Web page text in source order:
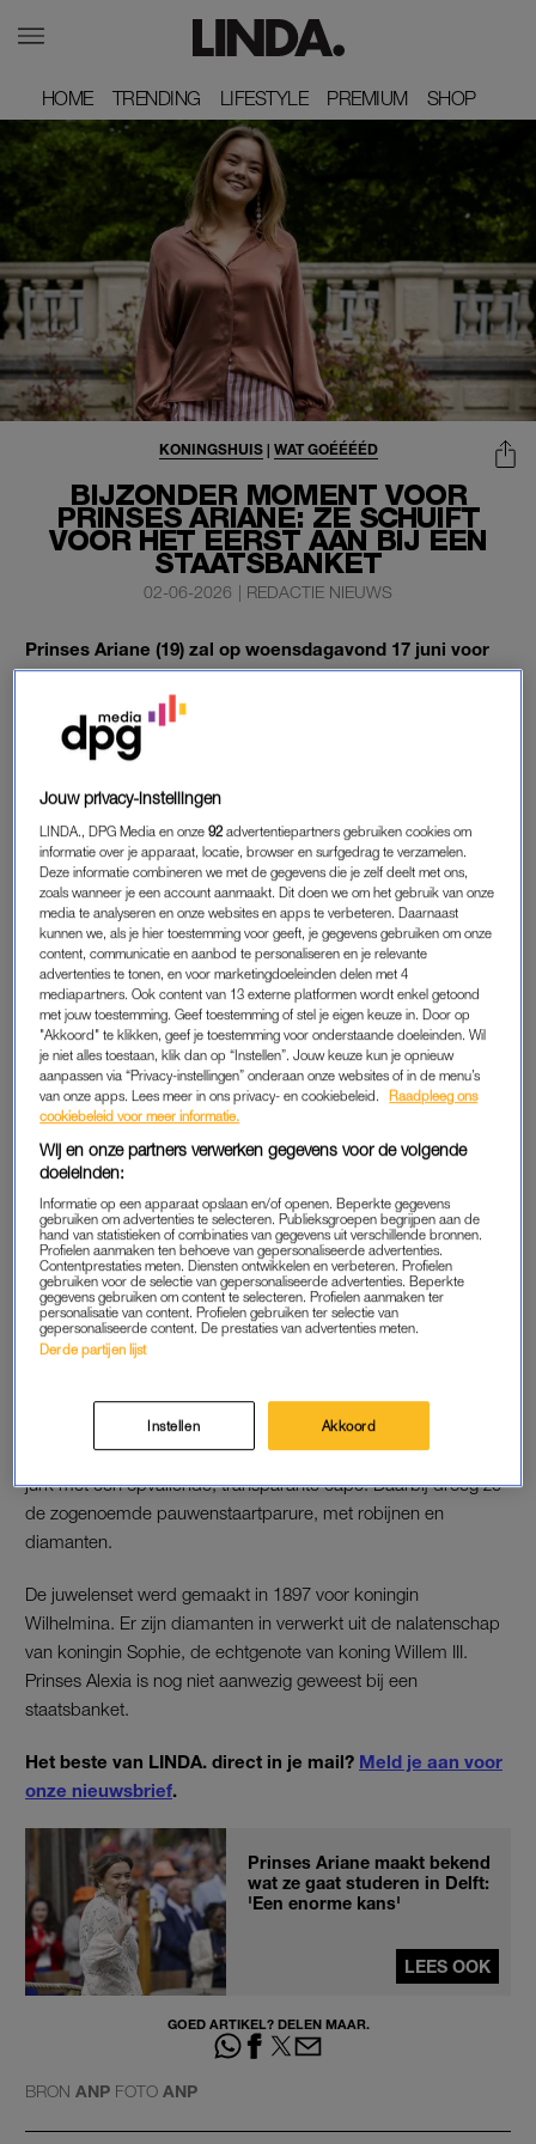
HOME
HOME TRENDING
TRENDING LIFESTYLE
LIFESTYLE PREMIUM
PREMIUM SHOP
SHOP
BIJZONDER MOMENT VOOR
PRINSES ARIANE: ZE SCHUIFT
VOOR HET EERST AAN BIJ EEN
STAATSBANKET
KONINGSHUIS| WAT GOÉÉÉÉD
02-06-2026 | REDACTIE NIEUWS
Prinses Ariane (19) zal op woensdagavond 17 juni voor
het eerst aanwezig zijn bij een staatsbanket.
De jongste dochtervan koning Willem-Alexander en koningin
Máxima schuift dan aan bij het galadiner voor het Japanse
PRINSES ARIANE BIJ STAATSBANKET
JAPAN
Naast Ariane zullen ook prinses Amalia, prinses Beatrix,
prinses Margriet, Pieter van Vollenhoven en prinses Laurentien
aanwezig zijn bij het staatsbanket in het paleis op de Dam.
Van je zus moet je het hebben:
prinses Amalia leent outfits
van prinses Ariane
LEES OOK
Prinses Amaliadebuteerde in 2024bij een staatsbanket, ter
gelegenheid van het Spaanse staatsbezoek. Dat was toen een
bijzonder debuut op het Koninklijk Paleis met veel pracht en
praal én mooie woorden van koning Willem-Alexander over de
“moeilijke tijd” van zijn oudste dochter.
EERSTE STAATSBANKET AMALIA
Prinses Amaliadroeg toen voor de gelegenheid een blauwe
jurk met een opvallende, transparante cape. Daarbij droeg ze
de zogenoemde pauwenstaartparure, met robijnen en
diamanten.
De juwelenset werd gemaakt in 1897 voor koningin
Wilhelmina. Er zijn diamanten in verwerkt uit de nalatenschap
van koningin Sophie, de echtgenote van koning Willem III.
Prinses Alexia is nog niet aanwezig geweest bij een
staatsbanket.
Het beste van LINDA. direct in je mail? Meld je aan voor
onze nieuwsbrief.
Prinses Ariane maakt bekend
wat ze gaat studeren in Delft:
'Een enorme kans'
LEES OOK
GOED ARTIKEL? DELEN MAAR.
BRON ANP FOTO ANP
Jouw privacy-instellingen
LINDA., DPG Media en onze92 advertentiepartners gebruiken cookies om
informatie over je apparaat, locatie, browser en surfgedrag te verzamelen.
Deze informatie combineren we met de gegevens die je zelf deelt met ons,
zoals wanneer je een account aanmaakt. Dit doen we om het gebruik van onze
media te analyseren en onze websites en apps te verbeteren. Daarnaast
kunnen we, als je hier toestemming voor geeft, je gegevens gebruiken om onze
content, communicatie en aanbod te personaliseren en je relevante
advertenties te tonen, en voor marketingdoeleinden delen met 4
mediapartners. Ook content van 13 externe platformen wordt enkel getoond
met jouw toestemming. Geef toestemming of stel je eigen keuze in. Door op
"Akkoord" te klikken, geef je toestemming voor onderstaande doeleinden. Wil
je niet alles toestaan, klik dan op “Instellen”. Jouw keuze kun je opnieuw
aanpassen via “Privacy-instellingen” onderaan onze websites of in de menu’s
van onze apps. Lees meer in ons privacy- en cookiebeleid.
Raadpleeg ons
cookiebeleid voor meer informatie.
Wij en onze partners verwerken gegevens voor de volgende
doeleinden:
Informatie op een apparaat opslaan en/of openen. Beperkte gegevens
gebruiken om advertenties te selecteren. Publieksgroepen begrijpen aan de
hand van statistieken of combinaties van gegevens uit verschillende bronnen.
Profielen aanmaken ten behoeve van gepersonaliseerde advertenties.
Contentprestaties meten. Diensten ontwikkelen en verbeteren. Profielen
gebruiken voor de selectie van gepersonaliseerde advertenties. Beperkte
gegevens gebruiken om content te selecteren. Profielen aanmaken ter
personalisatie van content. Profielen gebruiken ter selectie van
gepersonaliseerde content. De prestaties van advertenties meten.
Derde partijen lijst
Instellen Akkoord